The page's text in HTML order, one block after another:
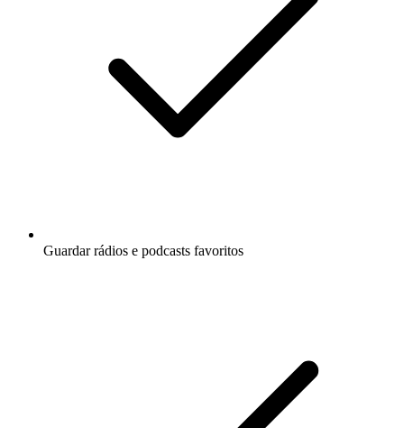
Guardar rádios e podcasts favoritos